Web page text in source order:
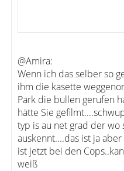
@Amira:
Wenn ich das selber so
ihm die kasette
Park die bullen gerufen
hätte Sie
typ is au net grad der wo
auskennt....das ist ja
ist jetzt bei den
weiß